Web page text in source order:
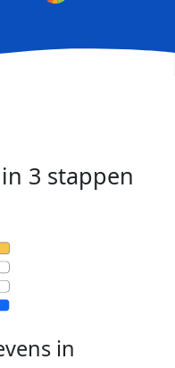
3 stappen
in